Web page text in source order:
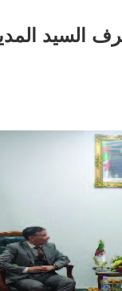
السيد المدير